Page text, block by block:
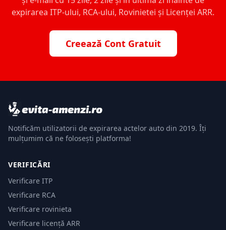
expirarea ITP-ului, RCA-ului, Rovinietei și Licenței ARR.
Creează Cont Gratuit
Notificăm utilizatorii de expirarea actelor auto din 2019. Îți
mulțumim că ne folosești platforma!
VERIFICĂRI
Verificare ITP
Verificare RCA
Verificare rovinieta
Verificare licență ARR